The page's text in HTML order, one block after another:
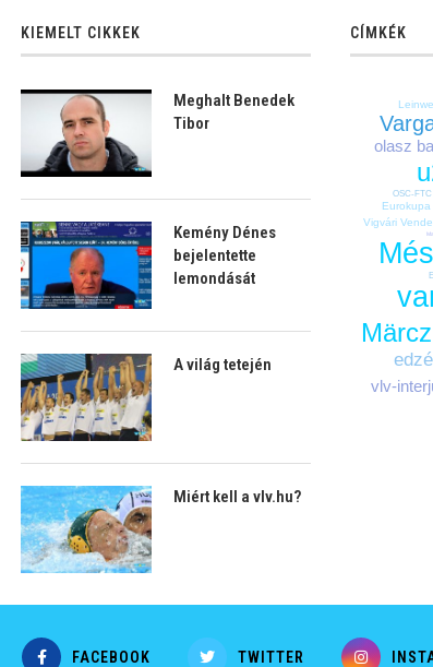
KIEMELT CIKKEK
Meghalt Benedek
Tibor
Kemény Dénes
bejelentette
lemondását
A világ tetején
Miért kell a vlv.hu?
CÍMKÉK
olasz
vlv-
Eurokupa
Vigvári Vendel
OSC-FTC
FACEBOOK TWITTER